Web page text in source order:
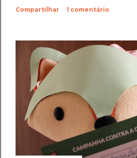
Compartilhar 1 comentário